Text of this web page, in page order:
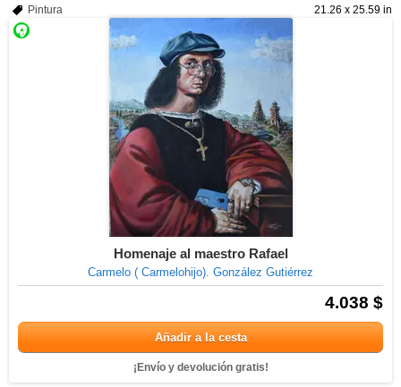
21.26 x 25.59 in
Pintura
Homenaje al maestro Rafael
Carmelo ( Carmelohijo). González Gutiérrez
4.038 $
Añadir a la cesta
¡Envío y devolución gratis!